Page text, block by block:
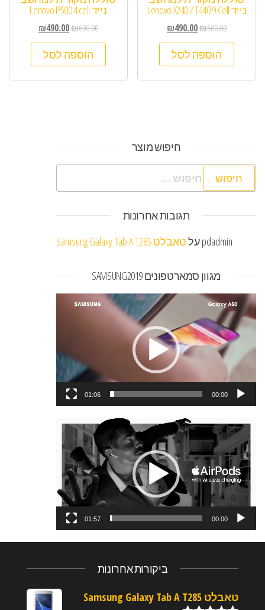
נייד Lenovo X240 / T440 9 Cell
₪600.00
₪490.00
הוספה לסל
נייד Lenovo P500 4 cell
₪600.00
₪490.00
הוספה לסל
חיפוש מוצר
חיפוש:
תגובות אחרונות
pdadminעלטאבלט Samsung Galaxy Tab A T285
מגוון סמארטפונים SAMSUNG2019
נגן
וידאו
00:00
01:06
נגן
וידאו
00:00
01:57
ביקורות אחרונות
טאבלט Samsung Galaxy Tab A T285